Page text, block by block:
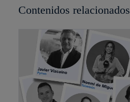
Contenidos relacionados